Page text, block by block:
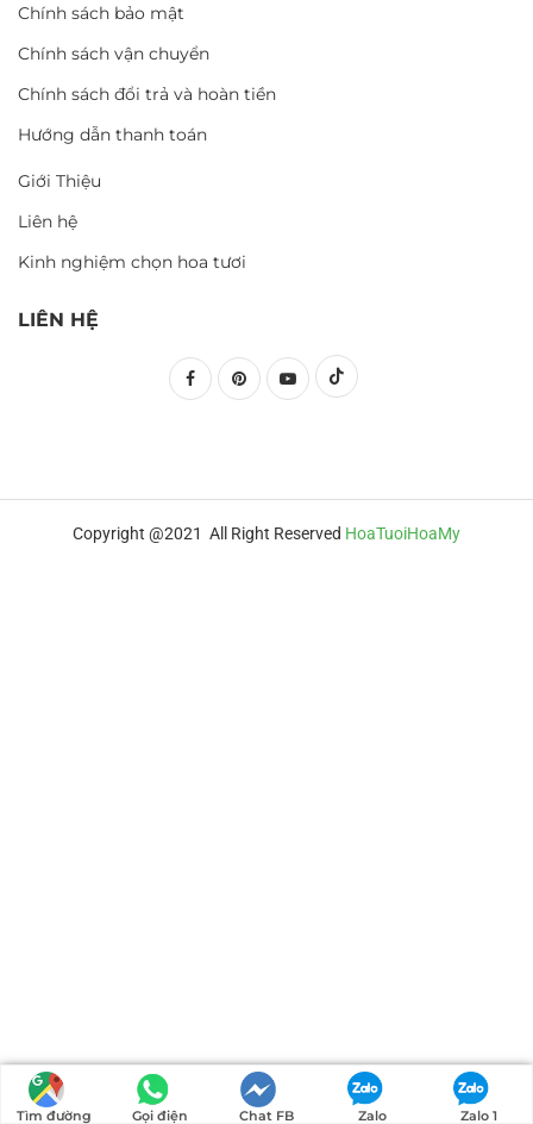
Chính sách bảo mật
Chính sách vận chuyển
Chính sách đổi trả và hoàn tiền
Hướng dẫn thanh toán
Giới Thiệu
Liên hệ
Kinh nghiệm chọn hoa tươi
LIÊN HỆ
Copyright @2021 All Right Reserved HoaTuoiHoaMy
Tìm đường Gọi điện Chat FB Zalo Zalo 1